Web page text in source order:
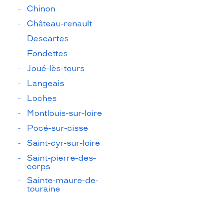
Chinon
Château-renault
Descartes
Fondettes
Joué-lès-tours
Langeais
Loches
Montlouis-sur-loire
Pocé-sur-cisse
Saint-cyr-sur-loire
Saint-pierre-des-
corps
Sainte-maure-de-
touraine